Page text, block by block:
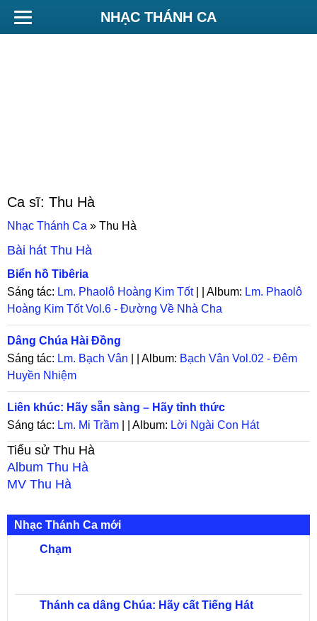
NHẠC THÁNH CA
Ca sĩ: Thu Hà
Nhạc Thánh Ca » Thu Hà
Bài hát Thu Hà
Biển hồ Tibêria
Sáng tác: Lm. Phaolô Hoàng Kim Tốt| | Album: Lm. Phaolô
Hoàng Kim Tốt Vol.6 - Đường Về Nhà Cha
Dâng Chúa Hài Đồng
Sáng tác: Lm. Bạch Vân | | Album: Bạch Vân Vol.02 - Đêm
Huyền Nhiệm
Liên khúc: Hãy sẵn sàng – Hãy tỉnh thức
Sáng tác: Lm. Mi Trầm | | Album: Lời Ngài Con Hát
Tiểu sử Thu Hà
Album Thu Hà
MV Thu Hà
Nhạc Thánh Ca mới
Chạm
Thánh ca dâng Chúa: Hãy cất Tiếng Hát